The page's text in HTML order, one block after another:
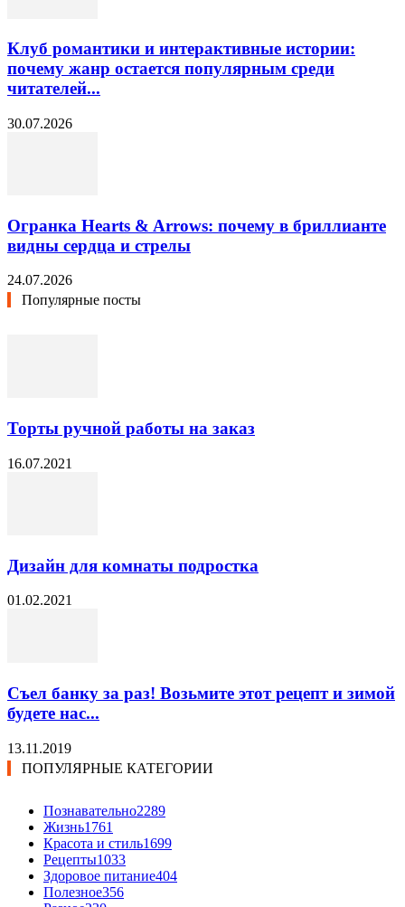
Клуб романтики и интерактивные истории:
почему жанр остается популярным среди
читателей...
30.07.2026
Огранка Hearts & Arrows: почему в бриллианте
видны сердца и стрелы
24.07.2026
Популярные посты
Торты ручной работы на заказ
16.07.2021
Дизайн для комнаты подростка
01.02.2021
Съел банку за раз! Возьмите этот рецепт и зимой
будете нас...
13.11.2019
ПОПУЛЯРНЫЕ КАТЕГОРИИ
Познавательно2289
Жизнь1761
Красота и стиль1699
Рецепты1033
Здоровое питание404
Полезное356